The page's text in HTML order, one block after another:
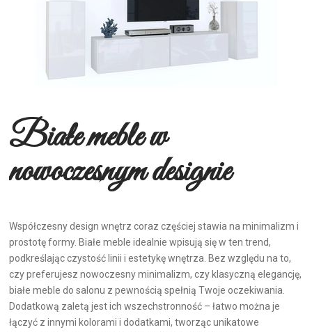
Białe meble w
nowoczesnym designie
Współczesny design wnętrz coraz częściej stawia na minimalizm i
prostotę formy. Białe meble idealnie wpisują się w ten trend,
podkreślając czystość linii i estetykę wnętrza. Bez względu na to,
czy preferujesz nowoczesny minimalizm, czy klasyczną elegancję,
białe meble do salonu z pewnością spełnią Twoje oczekiwania.
Dodatkową zaletą jest ich wszechstronność – łatwo można je
łączyć z innymi kolorami i dodatkami, tworząc unikatowe